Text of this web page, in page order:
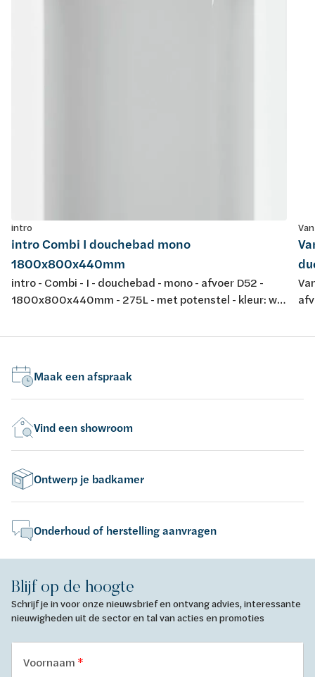
intro
intro Combi I douchebad mono
1800x800x440mm
intro - Combi - I - douchebad - mono - afvoer D52 -
1800x800x440mm - 275L - met potenstel - kleur: wit
14516: 2010
Maak een afspraak
Vind een showroom
Ontwerp je badkamer
Onderhoud of herstelling aanvragen
Blijf op de hoogte
Schrijf je in voor onze nieuwsbrief en ontvang advies, interessante
nieuwigheden uit de sector en tal van acties en promoties
Voornaam